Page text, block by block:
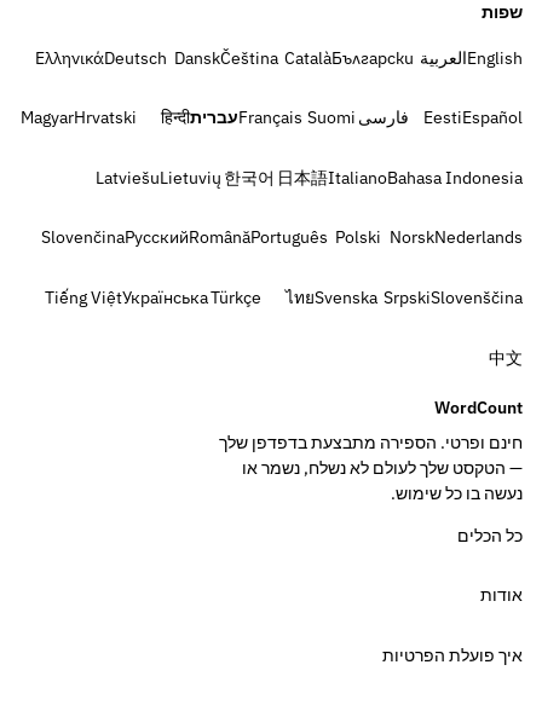
שפות
Englishالعربية Български
Català
Čeština
Dansk
Deutsch
Ελληνικά
Español
Eesti فارسی Suomi
Françaisעבריתहिन्दी
Hrvatski
Magyar
Bahasa Indonesia
Italiano
日本語
한국어
Lietuvių
Latviešu
Nederlands
Norsk
Polski
Português
Română
Русский
Slovenčina
Slovenščina
Srpski
Svenska
ไทย
Türkçe
Українська
Tiếng Việt
中文
WordCount
חינם ופרטי. הספירה מתבצעת בדפדפן שלך
— הטקסט שלך לעולם לא נשלח, נשמר או
נעשה בו כל שימוש.
כל הכלים
אודות
איך פועלת הפרטיות